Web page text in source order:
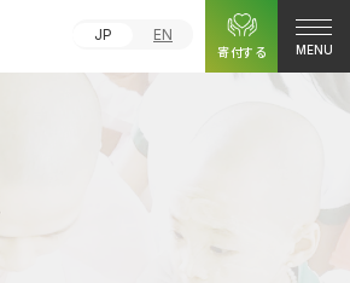
JP
EN
寄付する
MENU